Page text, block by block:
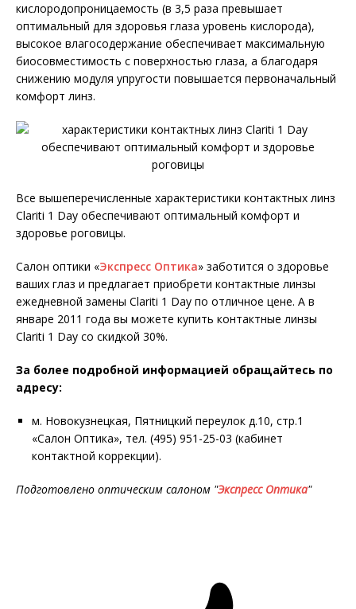
кислородопроницаемость (в 3,5 раза превышает
оптимальный для здоровья глаза уровень кислорода),
высокое влагосодержание обеспечивает максимальную
биосовместимость с поверхностью глаза, а благодаря
снижению модуля упругости повышается первоначальный
комфорт линз.
Все вышеперечисленные характеристики контактных линз
Clariti 1 Day обеспечивают оптимальный комфорт и
здоровье роговицы.
Салон оптики «Экспресс Оптика» заботится о здоровье
ваших глаз и предлагает приобрети контактные линзы
ежедневной замены Clariti 1 Day по отличное цене. А в
январе 2011 года вы можете купить контактные линзы
Clariti 1 Day со скидкой 30%.
За более подробной информацией обращайтесь по
адресу:
м. Новокузнецкая, Пятницкий переулок д.10, стр.1
«Салон Оптика», тел. (495) 951-25-03 (кабинет
контактной коррекции).
Подготовлено оптическим салоном "Экспресс Оптика"